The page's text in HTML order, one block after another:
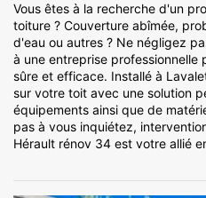
Vous êtes à la recherche d'un
toiture ? Couverture abîmée,
d'eau ou autres ? Ne négligez
à une entreprise
sûre et efficace. Installé à
sur votre toit avec une solution
équipements ainsi que de
pas à vous inquiétez,
Hérault rénov 34 est votre allié